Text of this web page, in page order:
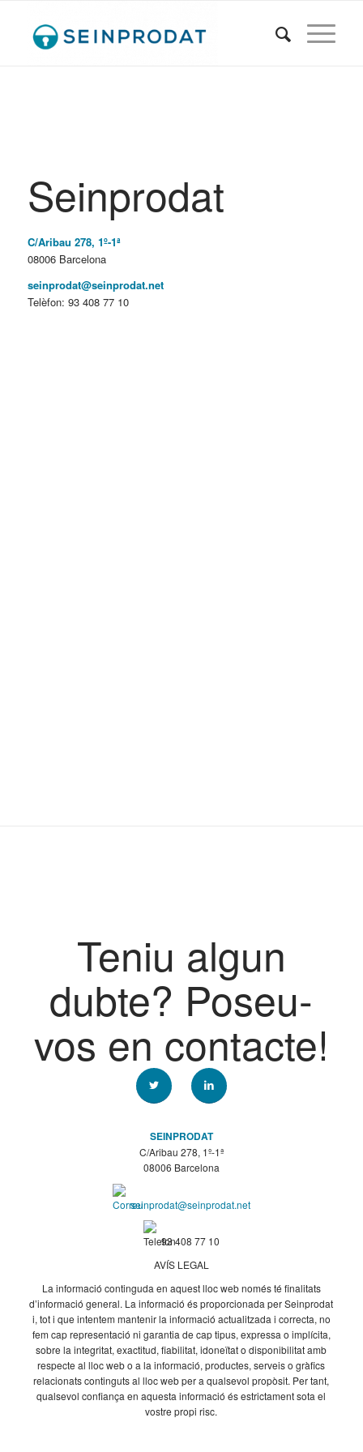
Seinprodat
C/Aribau 278, 1º-1ª
08006 Barcelona
seinprodat@seinprodat.net
Telèfon: 93 408 77 10
Teniu algun
dubte? Poseu-
vos en contacte!
SEINPRODAT
C/Aribau 278, 1º-1ª
08006 Barcelona
seinprodat@seinprodat.net
93 408 77 10
AVÍS LEGAL
La informació continguda en aquest lloc web només té finalitats
d’informació general. La informació és proporcionada per Seinprodat
i, tot i que intentem mantenir la informació actualitzada i correcta, no
fem cap representació ni garantia de cap tipus, expressa o implícita,
sobre la integritat, exactitud, fiabilitat, idoneïtat o disponibilitat amb
respecte al lloc web o a la informació, productes, serveis o gràfics
relacionats continguts al lloc web per a qualsevol propòsit. Per tant,
qualsevol confiança en aquesta informació és estrictament sota el
vostre propi risc.